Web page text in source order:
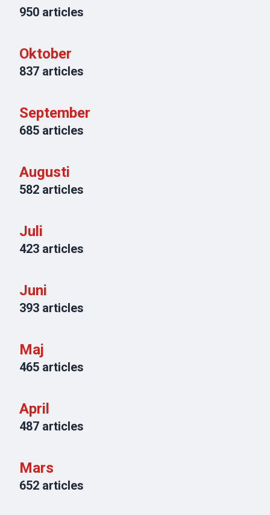
950 articles
Oktober
837 articles
September
685 articles
Augusti
582 articles
Juli
423 articles
Juni
393 articles
Maj
465 articles
April
487 articles
Mars
652 articles